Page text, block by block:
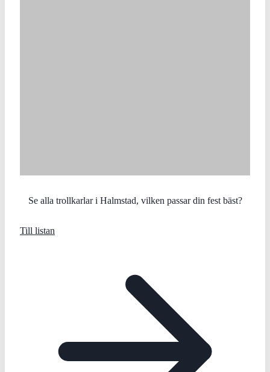
Se alla trollkarlar i Halmstad, vilken passar din fest bäst?
Till listan